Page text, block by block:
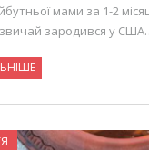
мами за 1-2
зародився у